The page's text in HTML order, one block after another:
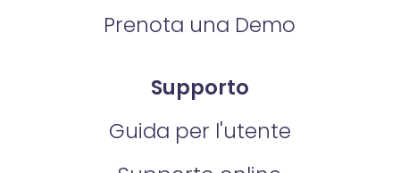
Prenota una Demo
Supporto
Guida per l'utente